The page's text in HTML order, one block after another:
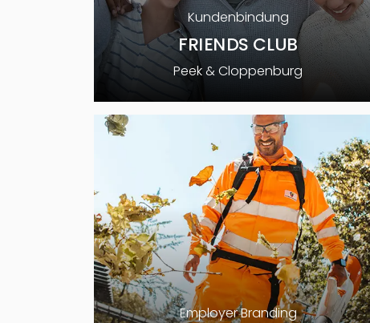
Kundenbindung
FRIENDS CLUB
Peek & Cloppenburg
Employer Branding